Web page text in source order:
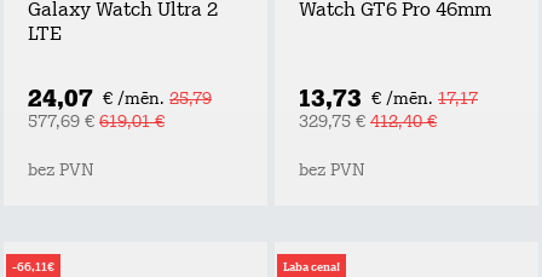
Galaxy Watch Ultra 2
LTE
24,07 € /mēn. 25,79
577,69 € 619,01 €
bez PVN
Watch GT6 Pro 46mm
13,73 € /mēn. 17,17
329,75 € 412,40 €
bez PVN
-66,11€ Laba cena!